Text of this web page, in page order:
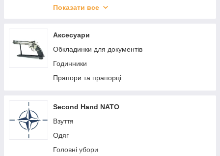
Погони ДКВС
Гудзики
Ромби (зірки)
Затиски для краваток
Нагрудні знаки
Гравірування та комплектуючі
Показати все
Аксесуари
Обкладинки для документів
Годинники
Прапори та прапорці
Second Hand NATO
Взуття
Одяг
Головні убори